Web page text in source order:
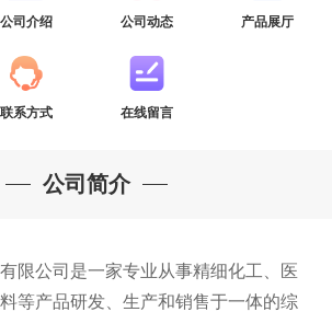
公司介绍 公司动态 产品展厅
联系方式 在线留言
公司简介
限公司是一家专业从事精细化工、医
等产品研发、生产和销售于一体的综